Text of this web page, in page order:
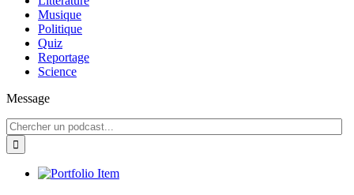
Musique
Politique
Quiz
Reportage
Science
Message